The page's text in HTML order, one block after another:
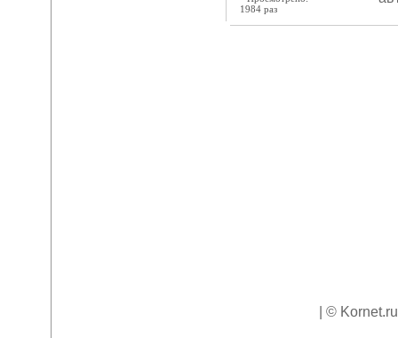
1984 раз
| ©